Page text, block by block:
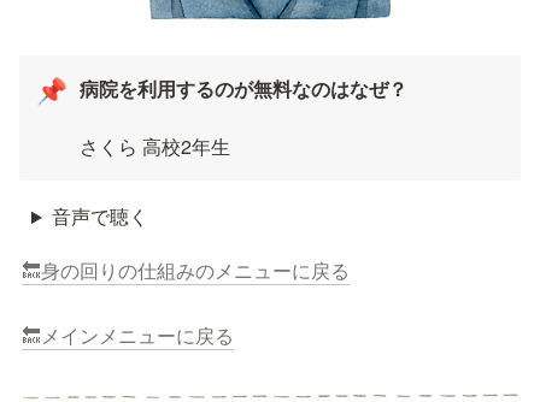
📌 病院を利用するのが無料なのはなぜ？
さくら 高校2年生
音声で聴く
🔙身の回りの仕組みのメニューに戻る
🔙メインメニューに戻る